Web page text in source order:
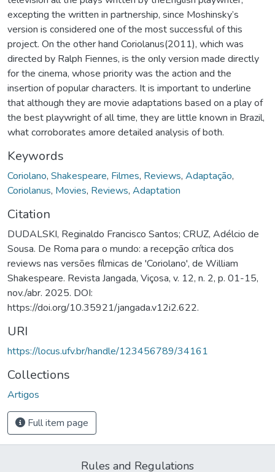
excepting the written in partnership, since Moshinsky’s
version is considered one of the most successful of this
project. On the other hand Coriolanus(2011), which was
directed by Ralph Fiennes, is the only version made directly
for the cinema, whose priority was the action and the
insertion of popular characters. It is important to underline
that although they are movie adaptations based on a play of
the best playwright of all time, they are little known in Brazil,
what corroborates amore detailed analysis of both.
Keywords
Coriolano, Shakespeare, Filmes, Reviews, Adaptação,
Coriolanus, Movies, Reviews, Adaptation
Citation
DUDALSKI, Reginaldo Francisco Santos; CRUZ, Adélcio de
Sousa. De Roma para o mundo: a recepção crítica dos
reviews nas versões fílmicas de 'Coriolano', de William
Shakespeare. Revista Jangada, Viçosa, v. 12, n. 2, p. 01-15,
nov./abr. 2025. DOI:
https://doi.org/10.35921/jangada.v12i2.622.
URI
https://locus.ufv.br/handle/123456789/34161
Collections
Artigos
Full item page
Rules and Regulations